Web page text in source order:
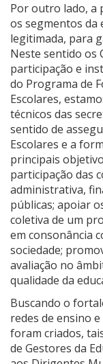
Por outro lado, a
os segmentos da
legitimada, para
Neste sentido os
participação e
do Programa de
Escolares,
técnicos das
sentido de
Escolares e a
principais
participação das
administrativa,
públicas; apoiar
coletiva de um
em consonância
sociedade;
avaliação no
qualidade da
Buscando o
redes de ensino
foram criados,
de Gestores da